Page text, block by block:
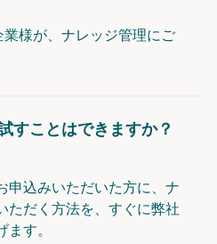
様が、ナレッジ管理にご
すことはできますか？
申込みいただいた方に、ナ
ただく方法を、すぐに弊社
す。